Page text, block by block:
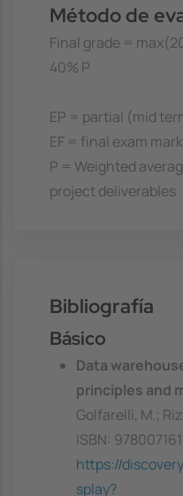
Método de
Final grade =
40% P
EP = partial (mid
EF = final exam mark
P = Weighted
project deliverables
Bibliografía
Básico
Data
principles and
Golfarelli, M.;
ISBN:
https://
splay?